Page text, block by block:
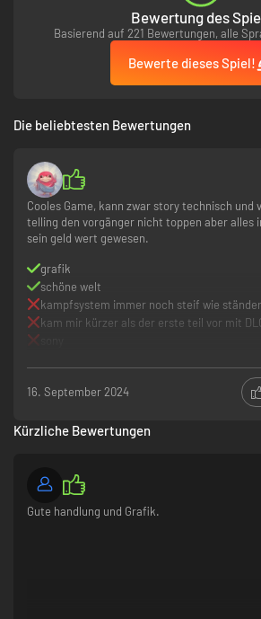
Bewertung des
Basierend auf 221 Bewertungen, alle
Bewerte dieses Spiel!
Die beliebtesten Bewertungen
Cooles Game, kann zwar story technisch und
telling den vorgänger nicht toppen aber alles
sein geld wert gewesen.
grafik
schöne welt
kampfsystem immer noch steif wie ständer
kam mir kürzer als der erste teil vor mit
16. September 2024
Kürzliche Bewertungen
Gute handlung und Grafik.